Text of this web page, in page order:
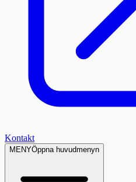
Kontakt
MENYÖppna huvudmenyn